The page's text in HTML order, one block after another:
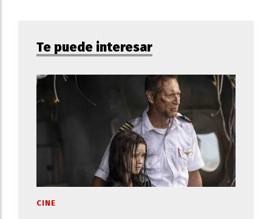
Te puede interesar
CINE